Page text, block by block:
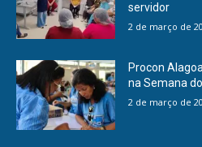
servidor
2 de março de
Procon
na Semana
2 de março de